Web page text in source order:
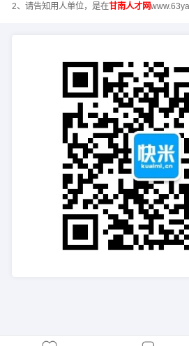
2、请告知用人单位，是在甘南人才网